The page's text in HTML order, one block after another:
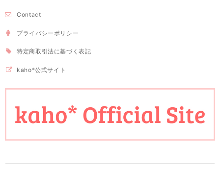
Contact
プライバシーポリシー
特定商取引法に基づく表記
kaho*公式サイト